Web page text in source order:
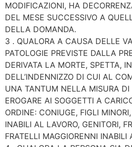
MODIFICAZIONI, HA
DEL MESE SUCCESSIVO A
DELLA DOMANDA.
3 . QUALORA A CAUSA DELLE
PATOLOGIE PREVISTE DALLA
DERIVATA LA MORTE, SPETTA,
DELL’INDENNIZZO DI CUI AL
UNA TANTUM NELLA MISURA
EROGARE AI SOGGETTI A
ORDINE: CONIUGE, FIGLI
INABILI AL LAVORO, GENITORI,
FRATELLI MAGGIORENNI INABILI